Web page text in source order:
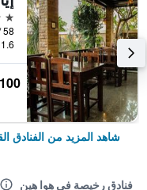
3 نجوم
1.6 كيلومتر عن وسط المدينة
100 ﷼
شاهد المزيد من الفنادق
فنادق رخيصة في هوا هين